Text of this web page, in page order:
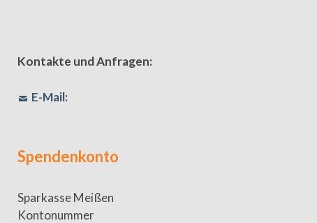
Kontakte und Anfragen:
E-Mail:
Spendenkonto
Sparkasse Meißen
Kontonummer